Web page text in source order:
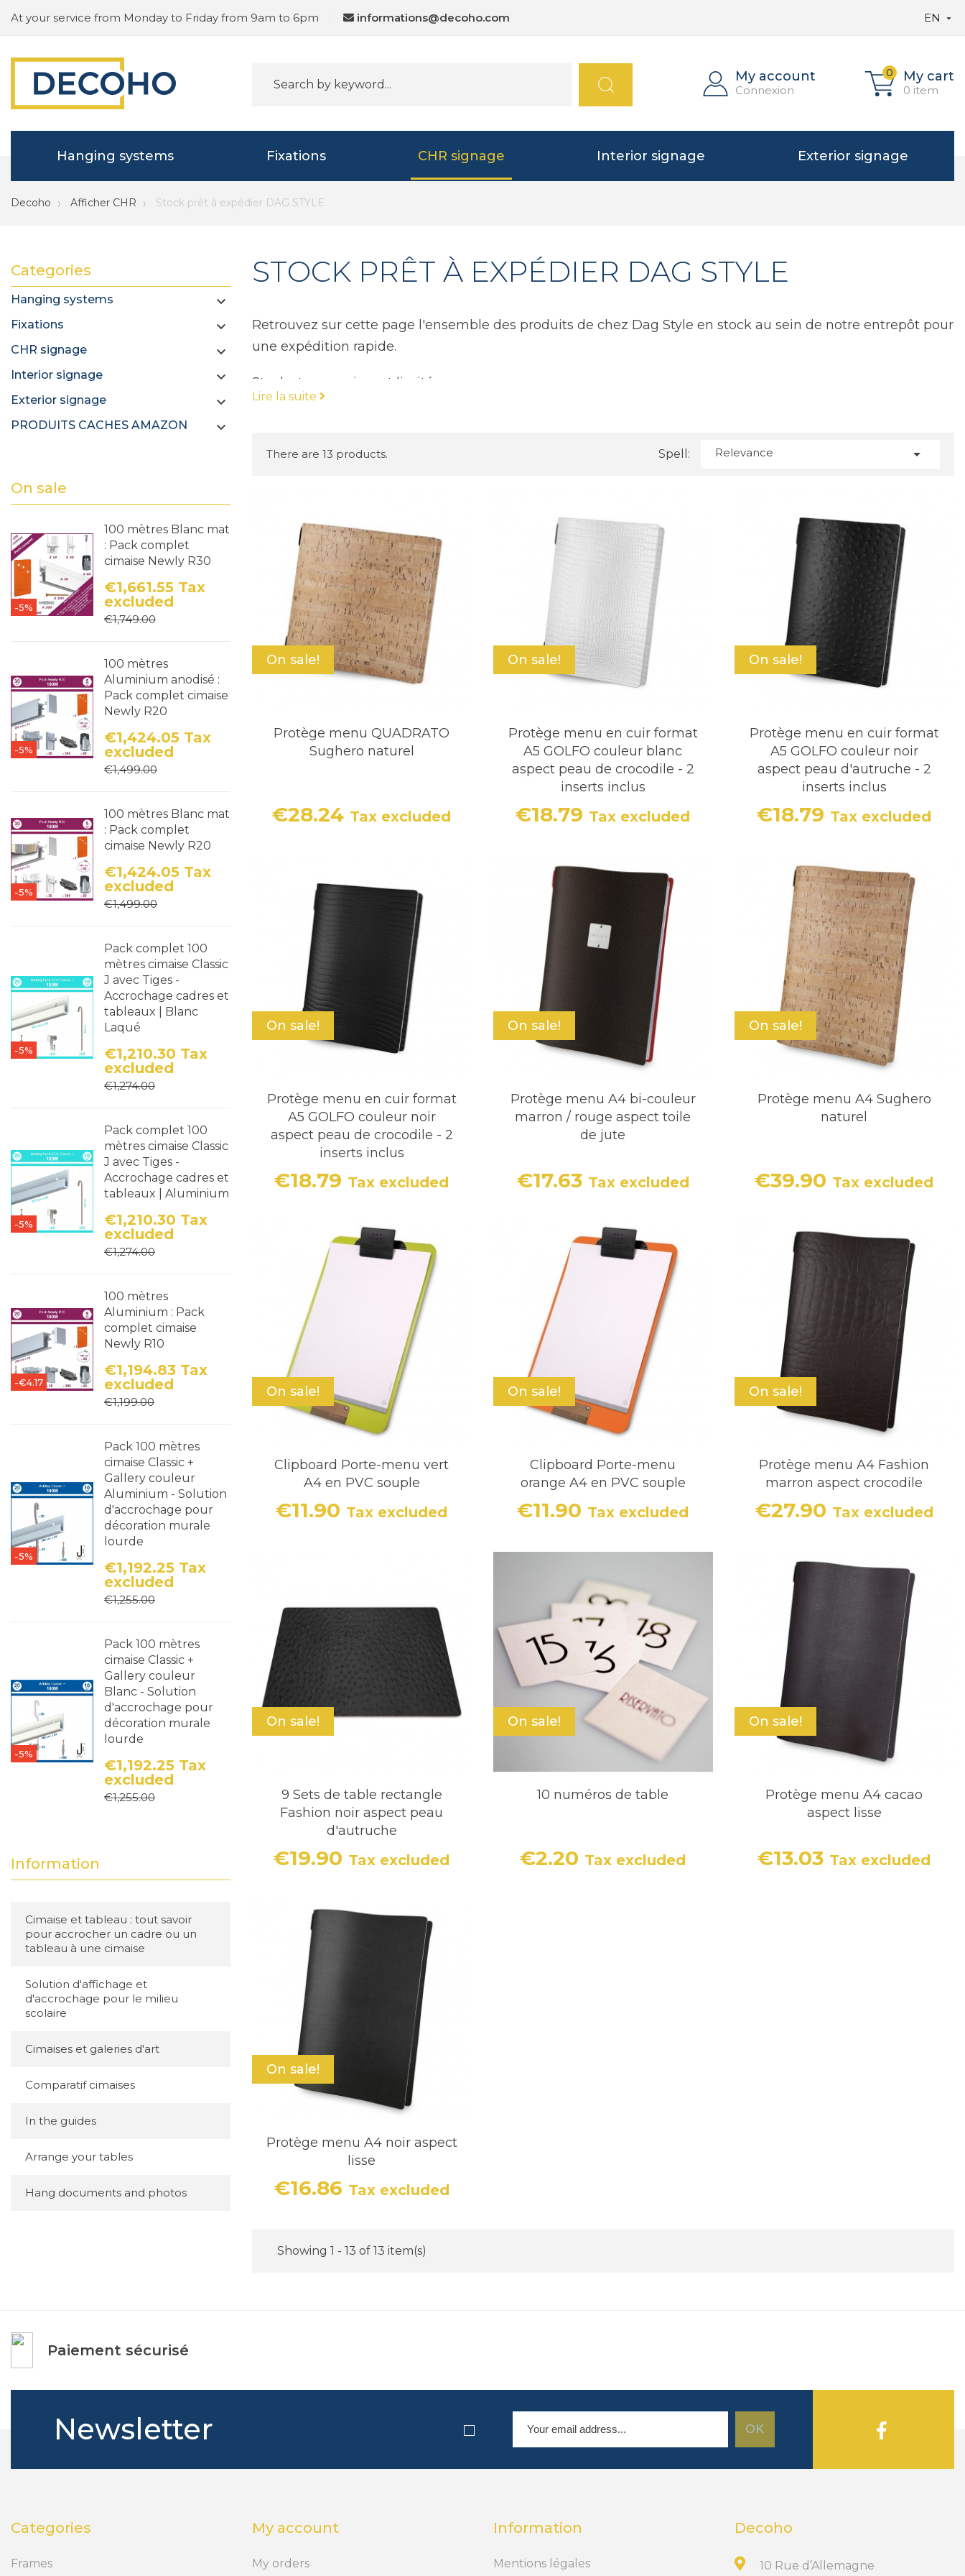
At your service from Monday to Friday from 9am to 6pm informations@decoho.com EN 
My account
Connexion
0 My cart
0 item
Hanging systems Fixations CHR signage Interior signage Exterior signage
Decoho Afficher CHR Stock prêt à expédier DAG STYLE
Categories
Hanging systems 
Fixations 
CHR signage 
Interior signage 
Exterior signage 
PRODUITS CACHES AMAZON 
On sale
-5%
100 mètres Blanc mat
: Pack complet
cimaise Newly R30
Price
€1,661.55 Tax
excluded
Regular price
€1,749.00
-5%
100 mètres
Aluminium anodisé :
Pack complet cimaise
Newly R20
Price
€1,424.05 Tax
excluded
Regular price
€1,499.00
-5%
100 mètres Blanc mat
: Pack complet
cimaise Newly R20
Price
€1,424.05 Tax
excluded
Regular price
€1,499.00
-5%
Pack complet 100
mètres cimaise Classic
J avec Tiges -
Accrochage cadres et
tableaux | Blanc
Laqué
Price
€1,210.30 Tax
excluded
Regular price
€1,274.00
-5%
Pack complet 100
mètres cimaise Classic
J avec Tiges -
Accrochage cadres et
tableaux | Aluminium
Price
€1,210.30 Tax
excluded
Regular price
€1,274.00
-€4.17
100 mètres
Aluminium : Pack
complet cimaise
Newly R10
Price
€1,194.83 Tax
excluded
Regular price
€1,199.00
-5%
Pack 100 mètres
cimaise Classic +
Gallery couleur
Aluminium - Solution
d'accrochage pour
décoration murale
lourde
Price
€1,192.25 Tax
excluded
Regular price
€1,255.00
-5%
Pack 100 mètres
cimaise Classic +
Gallery couleur
Blanc - Solution
d'accrochage pour
décoration murale
lourde
Price
€1,192.25 Tax
excluded
Regular price
€1,255.00
Information
Cimaise et tableau : tout savoir
pour accrocher un cadre ou un
tableau à une cimaise
Solution d'affichage et
d'accrochage pour le milieu
scolaire
Cimaises et galeries d'art
Comparatif cimaises
In the guides
Arrange your tables
Hang documents and photos
STOCK PRÊT À EXPÉDIER DAG STYLE
Retrouvez sur cette page l'ensemble des produits de chez Dag Style en stock au sein de notre entrepôt pour
une expédition rapide.
Stocks temporaires et limités.
Lire la suite
There are 13 products. Spell: Relevance 
On sale!
Protège menu QUADRATO
Sughero naturel
Price
€28.24 Tax excluded
On sale!
Protège menu en cuir format
A5 GOLFO couleur blanc
aspect peau de crocodile - 2
inserts inclus
Price
€18.79 Tax excluded
On sale!
Protège menu en cuir format
A5 GOLFO couleur noir
aspect peau d'autruche - 2
inserts inclus
Price
€18.79 Tax excluded
On sale!
Protège menu en cuir format
A5 GOLFO couleur noir
aspect peau de crocodile - 2
inserts inclus
Price
€18.79 Tax excluded
On sale!
Protège menu A4 bi-couleur
marron / rouge aspect toile
de jute
Price
€17.63 Tax excluded
On sale!
Protège menu A4 Sughero
naturel
Price
€39.90 Tax excluded
On sale!
Clipboard Porte-menu vert
A4 en PVC souple
Price
€11.90 Tax excluded
On sale!
Clipboard Porte-menu
orange A4 en PVC souple
Price
€11.90 Tax excluded
On sale!
Protège menu A4 Fashion
marron aspect crocodile
Price
€27.90 Tax excluded
On sale!
9 Sets de table rectangle
Fashion noir aspect peau
d'autruche
Price
€19.90 Tax excluded
On sale!
10 numéros de table
Price
€2.20 Tax excluded
On sale!
Protège menu A4 cacao
aspect lisse
Price
€13.03 Tax excluded
On sale!
Protège menu A4 noir aspect
lisse
Price
€16.86 Tax excluded
Showing 1 - 13 of 13 item(s)
Paiement sécurisé
Newsletter
Categories
Frames
My account
My orders
Information
Mentions légales
Decoho
10 Rue d’Allemagne